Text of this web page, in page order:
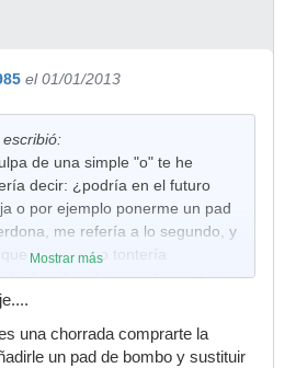
el 01/01/2013
escribió:
de una simple "o" te he
decir: ¿podría en el futuro
o por ejemplo ponerme un pad
me refería a lo segundo, y
es un poco tontería
"bombo silencioso" para luego
más adelante.
estoy bastante indeciso, y no
el no molestar al de abajo con a
Mostrar más
una chorrada comprarte la
un pad de bombo y sustituir